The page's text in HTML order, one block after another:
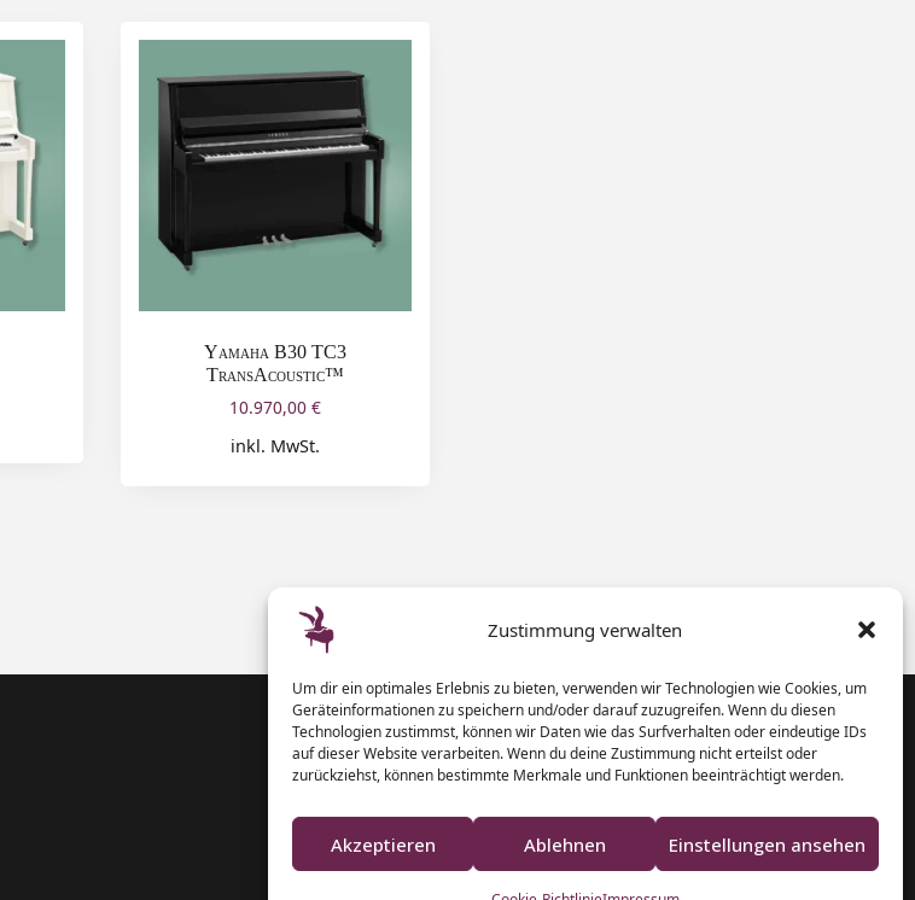
Zustimmung verwalten
Um dir ein optimales Erlebnis zu bieten, verwenden wir Technologien wie Cookies, um
Geräteinformationen zu speichern und/oder darauf zuzugreifen. Wenn du diesen
Technologien zustimmst, können wir Daten wie das Surfverhalten oder eindeutige IDs
auf dieser Website verarbeiten. Wenn du deine Zustimmung nicht erteilst oder
zurückziehst, können bestimmte Merkmale und Funktionen beeinträchtigt werden.
Akzeptieren Ablehnen Einstellungen ansehen
Yamaha B30 TC3
TransAcoustic™
10.970,00 €
inkl. MwSt.
Klaviere und Pianos aus Schleswig-